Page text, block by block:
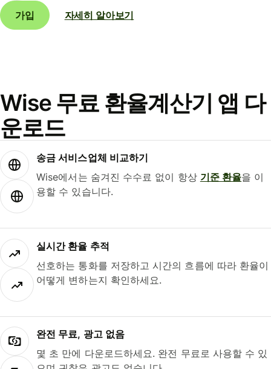
가입
자세히 알아보기
Wise 무료 환율계산기 앱 다
운로드
송금 서비스업체 비교하기
Wise에서는 숨겨진 수수료 없이 항상 기준 환율을 이
용할 수 있습니다.
실시간 환율 추적
선호하는 통화를 저장하고 시간의 흐름에 따라 환율이
어떻게 변하는지 확인하세요.
완전 무료, 광고 없음
몇 초 만에 다운로드하세요. 완전 무료로 사용할 수 있